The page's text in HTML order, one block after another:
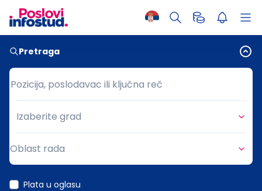
Pretraga
Pozicija, poslodavac ili ključna reč
Pozicija, poslodavac ili ključna reč
Grad
Izaberite grad
Oblast rada
Plata u oglasu